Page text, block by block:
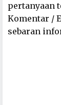
pertanyaan
Komentar /
sebaran